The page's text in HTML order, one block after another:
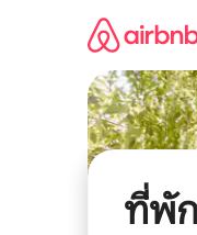
ที่พั